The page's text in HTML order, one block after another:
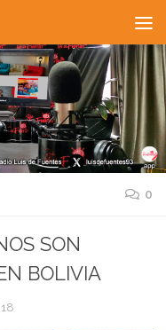
0
SON
BOLIVIA